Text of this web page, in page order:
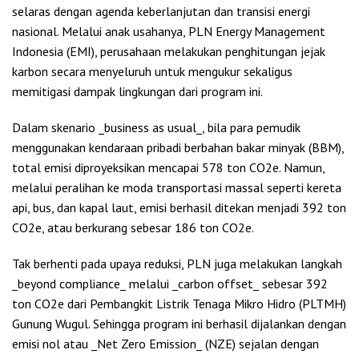
selaras dengan agenda keberlanjutan dan transisi energi
nasional. Melalui anak usahanya, PLN Energy Management
Indonesia (EMI), perusahaan melakukan penghitungan jejak
karbon secara menyeluruh untuk mengukur sekaligus
memitigasi dampak lingkungan dari program ini.
Dalam skenario _business as usual_, bila para pemudik
menggunakan kendaraan pribadi berbahan bakar minyak (BBM),
total emisi diproyeksikan mencapai 578 ton CO2e. Namun,
melalui peralihan ke moda transportasi massal seperti kereta
api, bus, dan kapal laut, emisi berhasil ditekan menjadi 392 ton
CO2e, atau berkurang sebesar 186 ton CO2e.
Tak berhenti pada upaya reduksi, PLN juga melakukan langkah
_beyond compliance_ melalui _carbon offset_ sebesar 392
ton CO2e dari Pembangkit Listrik Tenaga Mikro Hidro (PLTMH)
Gunung Wugul. Sehingga program ini berhasil dijalankan dengan
emisi nol atau _Net Zero Emission_ (NZE) sejalan dengan